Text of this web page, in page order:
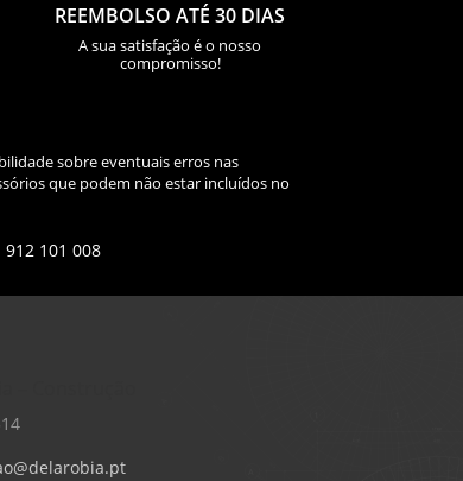
REEMBOLSO ATÉ 30 DIAS
A sua satisfação é o nosso
compromisso!
sobre eventuais erros nas
que podem não estar incluídos no
101 008